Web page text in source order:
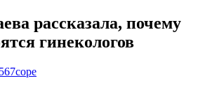
рассказала, почему
гинекологов